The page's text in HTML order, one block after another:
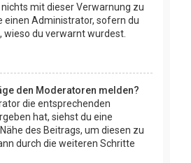
mit dieser Verwarnung zu
einen Administrator, sofern du
wieso du verwarnt wurdest.
den Moderatoren melden?
die entsprechenden
hat, siehst du eine
des Beitrags, um diesen zu
durch die weiteren Schritte